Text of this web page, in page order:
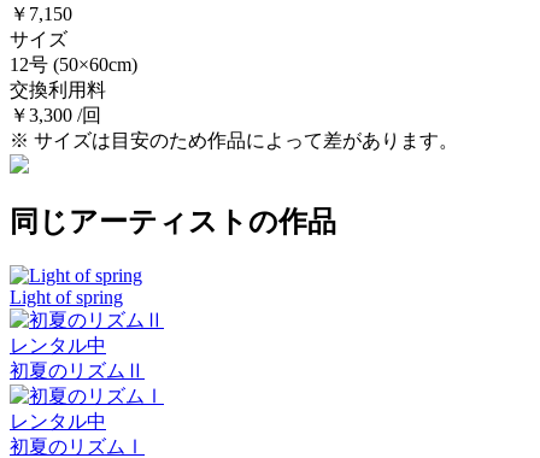
￥7,150
サイズ
12号 (50×60cm)
交換利用料
￥3,300 /回
※ サイズは目安のため作品によって差があります。
同じアーティストの作品
Light of spring
レンタル中
初夏のリズムⅡ
レンタル中
初夏のリズムⅠ